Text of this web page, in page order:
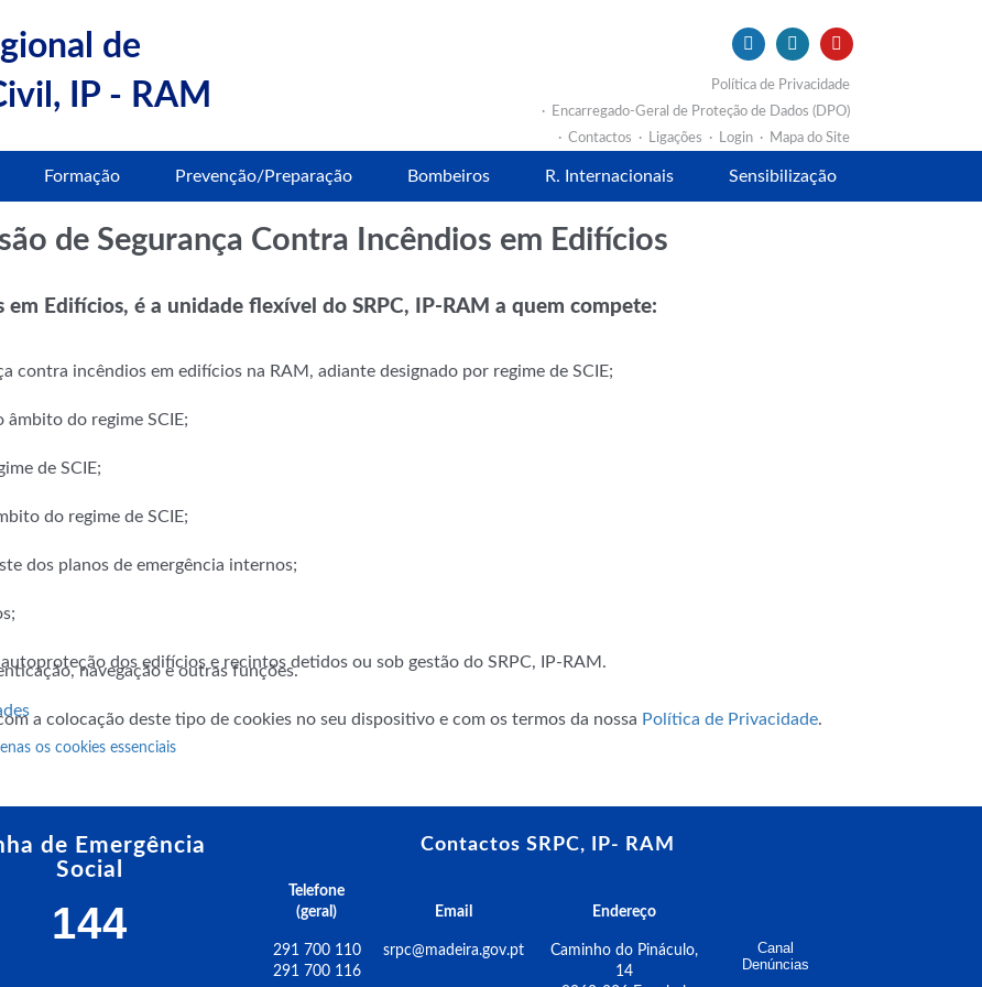
de
IP - RAM
Política de Privacidade
Encarregado-Geral de Proteção de Dados (DPO)
Contactos
Ligações Login Mapa do Site
Formação Prevenção/Preparação Bombeiros R. Internacionais Sensibilização
de Segurança Contra Incêndios em Edifícios
Edifícios, é a unidade flexível do SRPC, IP-RAM a quem compete:
contra incêndios em edifícios na RAM, adiante designado por regime de SCIE;
âmbito do regime SCIE;
de SCIE;
do regime de SCIE;
dos planos de emergência internos;
dos edifícios e recintos detidos ou sob gestão do SRPC, IP-RAM.
de Emergência
Social
144
Contactos SRPC, IP- RAM
Telefone
(geral)
Email Endereço
291 700 110
291 700 116
srpc@madeira.gov.pt
Caminho do Pináculo,
14
Canal
Denúncias
navegação e outras funções.
a colocação deste tipo de cookies no seu dispositivo e com os termos da nossa Política de Privacidade.
os cookies essenciais